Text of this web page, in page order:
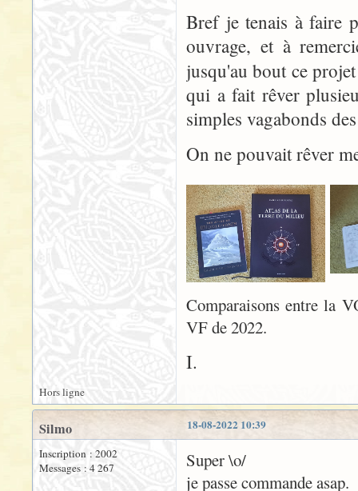
Bref je tenais à faire
ouvrage, et à
jusqu'au bout ce
qui a fait rêver
simples vagabonds
On ne pouvait rêver
Comparaisons entre la
VF de 2022.
I.
Hors ligne
18-08-2022 10:39
Silmo
Inscription : 2002
Messages : 4 267
Super \o/
je passe commande asap.